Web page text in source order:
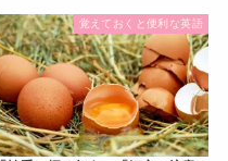
覚えておくと便利な英語